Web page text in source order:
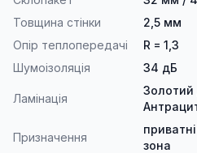
Товщина стінки
2,5 мм
Опір теплопередачі
R = 1,3
Шумоізоляція
34 дБ
Ламінація
Золотий
Призначення
зона